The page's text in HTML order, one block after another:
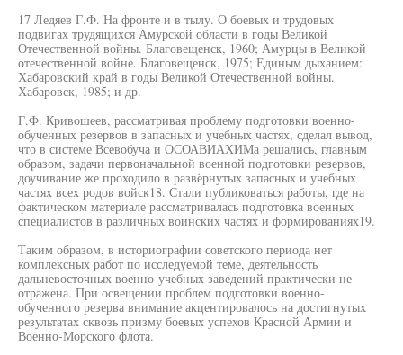
17 Ледяев Г.Ф. На фронте и в тылу. О боевых и трудовых
подвигах трудящихся Амурской области в годы Великой
Отечественной войны. Благовещенск, 1960; Амурцы в Великой
отечественной войне. Благовещенск, 1975; Единым дыханием:
Хабаровский край в годы Великой Отечественной войны.
Хабаровск, 1985; и др.
Г.Ф. Кривошеев, рассматривая проблему подготовки военно-
обученных резервов в запасных и учебных частях, сделал вывод,
что в системе Всевобуча и ОСОАВИАХИМа решались, главным
образом, задачи первоначальной военной подготовки резервов,
доучивание же проходило в развёрнутых запасных и учебных
частях всех родов войск18. Стали публиковаться работы, где на
фактическом материале рассматривалась подготовка военных
специалистов в различных воинских частях и формированиях19.
Таким образом, в историографии советского периода нет
комплексных работ по исследуемой теме, деятельность
дальневосточных военно-учебных заведений практически не
отражена. При освещении проблем подготовки военно-
обученного резерва внимание акцентировалось на достигнутых
результатах сквозь призму боевых успехов Красной Армии и
Военно-Морского флота.